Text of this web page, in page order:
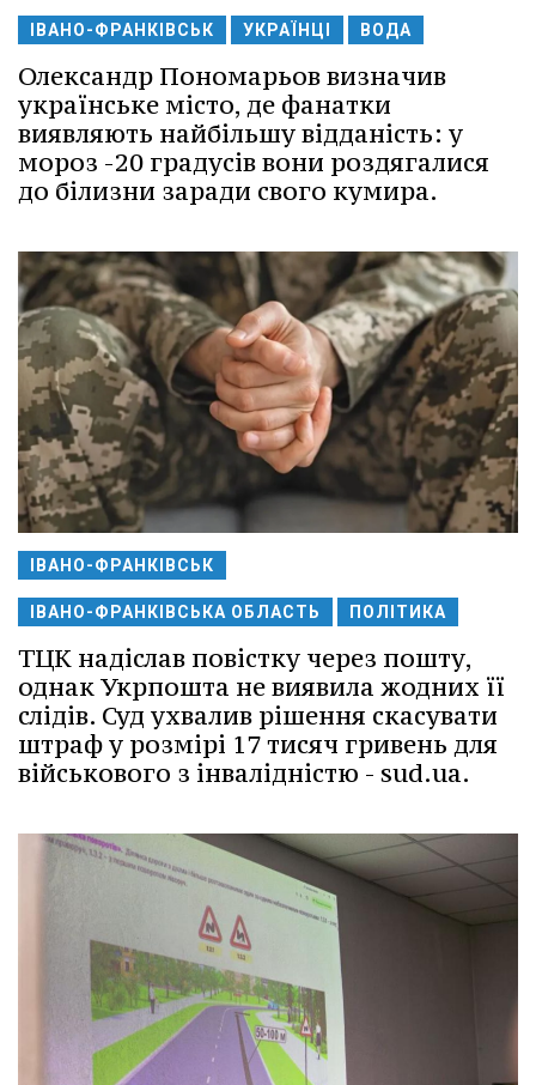
ІВАНО-ФРАНКІВСЬК УКРАЇНЦІ ВОДА
Олександр Пономарьов визначив
українське місто, де фанатки
виявляють найбільшу відданість: у
мороз -20 градусів вони роздягалися
до білизни заради свого кумира.
ІВАНО-ФРАНКІВСЬК
ІВАНО-ФРАНКІВСЬКА ОБЛАСТЬ ПОЛІТИКА
ТЦК надіслав повістку через пошту,
однак Укрпошта не виявила жодних її
слідів. Суд ухвалив рішення скасувати
штраф у розмірі 17 тисяч гривень для
військового з інвалідністю - sud.ua.